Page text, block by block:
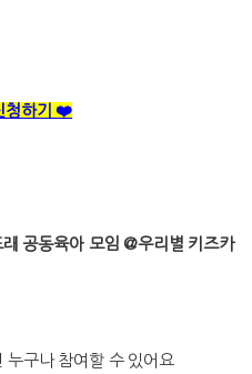
청하기 ❤️
공동육아 모임 @우리별 키즈카
누구나 참여할 수 있어요